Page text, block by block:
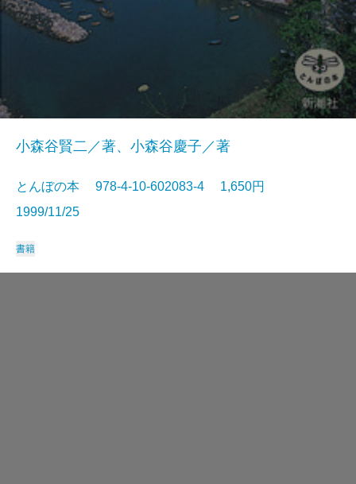
小森谷賢二／著、小森谷慶子／著
とんぼの本 978-4-10-602083-4 1,650円
1999/11/25
書籍